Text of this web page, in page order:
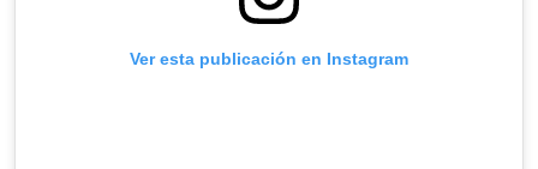
Ver esta publicación en Instagram